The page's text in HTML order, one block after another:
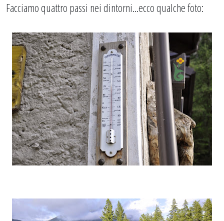
Facciamo quattro passi nei dintorni...ecco qualche foto: